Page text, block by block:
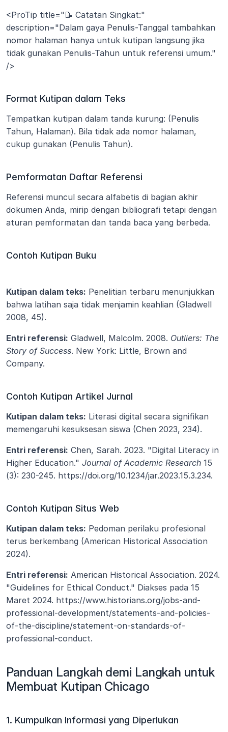
<ProTip title="📝 Catatan Singkat:"
description="Dalam gaya Penulis-Tanggal tambahkan
nomor halaman hanya untuk kutipan langsung jika
tidak gunakan Penulis-Tahun untuk referensi umum."
/>
Format Kutipan dalam Teks
Tempatkan kutipan dalam tanda kurung: (Penulis
Tahun, Halaman). Bila tidak ada nomor halaman,
cukup gunakan (Penulis Tahun).
Pemformatan Daftar Referensi
Referensi muncul secara alfabetis di bagian akhir
dokumen Anda, mirip dengan bibliografi tetapi dengan
aturan pemformatan dan tanda baca yang berbeda.
Contoh Kutipan Buku
Kutipan dalam teks: Penelitian terbaru menunjukkan
bahwa latihan saja tidak menjamin keahlian (Gladwell
2008, 45).
Entri referensi: Gladwell, Malcolm. 2008. Outliers: The
Story of Success. New York: Little, Brown and
Company.
Contoh Kutipan Artikel Jurnal
Kutipan dalam teks: Literasi digital secara signifikan
memengaruhi kesuksesan siswa (Chen 2023, 234).
Entri referensi: Chen, Sarah. 2023. "Digital Literacy in
Higher Education." Journal of Academic Research 15
(3): 230-245. https://doi.org/10.1234/jar.2023.15.3.234.
Contoh Kutipan Situs Web
Kutipan dalam teks: Pedoman perilaku profesional
terus berkembang (American Historical Association
2024).
Entri referensi: American Historical Association. 2024.
"Guidelines for Ethical Conduct." Diakses pada 15
Maret 2024. https://www.historians.org/jobs-and-
professional-development/statements-and-policies-
of-the-discipline/statement-on-standards-of-
professional-conduct.
Panduan Langkah demi Langkah untuk
Membuat Kutipan Chicago
1. Kumpulkan Informasi yang Diperlukan